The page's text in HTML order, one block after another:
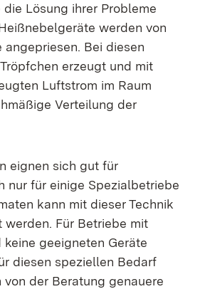
Lösung ihrer Probleme
werden von
Bei diesen
erzeugt und mit
Luftstrom im Raum
Verteilung der
eignen sich gut für
nur für einige Spezialbetriebe
kann mit dieser Technik
Für Betriebe mit
geeigneten Geräte
diesen speziellen Bedarf
der Beratung genauere